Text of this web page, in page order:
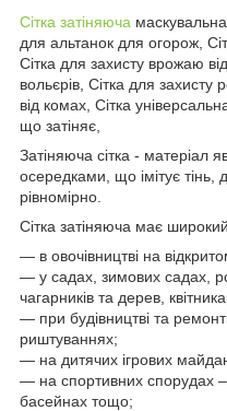
Сітка затіняюча
для альтанок для огорож,
Сітка для захисту врожаю
вольєрів, Сітка для захисту
від комах, Сітка
що затіняє,
Затіняюча сітка - матеріал
осередками, що імітує тінь,
рівномірно.
Сітка затіняюча має
― в овочівництві на
― у садах, зимових садах,
чагарників та дерев,
― при будівництві та
риштуваннях;
― на дитячих ігрових
― на спортивних спорудах –
басейнах тощо;